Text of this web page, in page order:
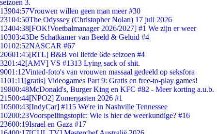
seizoen 3.
13904:57Vrouwen willen geen man meer #30
23104:50The Odyssey (Christopher Nolan) 17 juli 2026
12404:38[FOK!Voetbalmanager 2026/2027] #1 We zijn er weer
10303:43De Schatkamer van Beeld & Geluid #4
10102:52NASCAR #67
20601:45[RTL] B&B vol liefde 6de seizoen #4
3201:42[AMV] VS #1313 Lying sack of shit.
9001:12Vinted-foto's van vrouwen massaal gedeeld op seksfora
1101:11 [gratis] Videogames Part 9: Gratis en free-to-play games!
19800:48McDonald's, Burger King en KFC #82 - Meer korting a.u.b.
21500:44[NPO2] Zomergasten 2026 #1
10500:43[IndyCar] #115 We're in Nashville Tennessee
10200:23Voorspellingstopic: Wie is hier de weerkundige? #16
23600:19Israel en Gaza #17